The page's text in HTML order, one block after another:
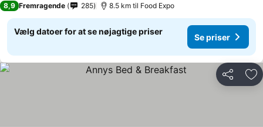
8,9 Fremragende 285 8.5 km til Food Expo
Vælg datoer for at se nøjagtige priser
Se priser
Del